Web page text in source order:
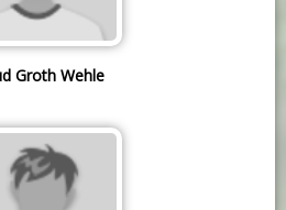
Groth Wehle